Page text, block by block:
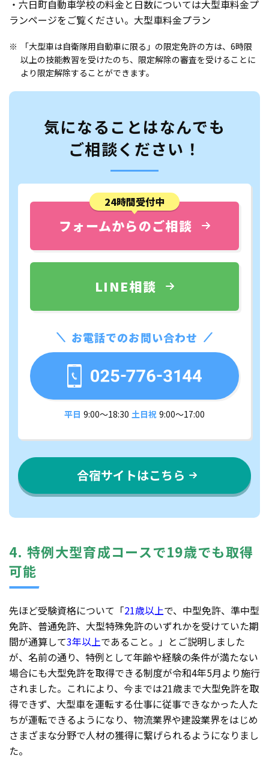
・六日町自動車学校の料金と日数については大型車料金プ
ランページをご覧ください。 大型車料金プラン
「大型車は自衛隊用自動車に限る」の限定免許の方は、6時限
以上の技能教習を受けたのち、限定解除の審査を受けることに
より限定解除することができます。
気になることはなんでも
ご相談ください！
24時間受付中
フォームからのご相談
LINE相談
お電話でのお問い合わせ
平日 9:00〜18:30 土日祝 9:00〜17:00
合宿サイトはこちら
4. 特例大型育成コースで19歳でも取得
可能
先ほど受験資格について「21歳以上で、中型免許、準中型
免許、普通免許、大型特殊免許のいずれかを受けていた期
間が通算して3年以上であること。」とご説明しました
が、名前の通り、特例として年齢や経験の条件が満たない
場合にも大型免許を取得できる制度が令和4年5月より施行
されました。これにより、今までは21歳まで大型免許を取
得できず、大型車を運転する仕事に従事できなかった人た
ちが運転できるようになり、物流業界や建設業界をはじめ
さまざまな分野で人材の獲得に繋げられるようになりまし
た。